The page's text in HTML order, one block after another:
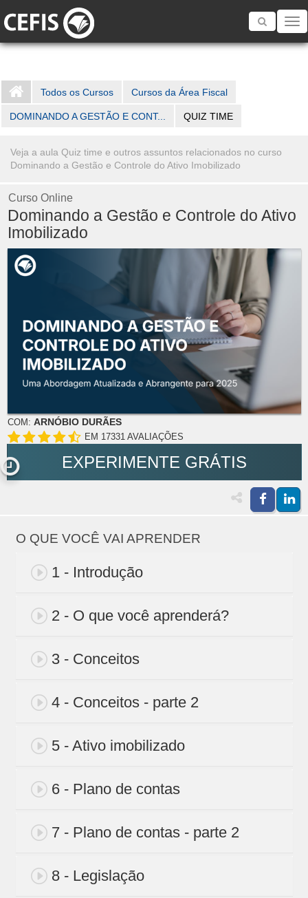
Toggle
Todos os Cursos Cursos da Área Fiscal
DOMINANDO A GESTÃO E CONT... QUIZ TIME
Veja a aula Quiz time e outros assuntos relacionados no curso
Dominando a Gestão e Controle do Ativo Imobilizado
Curso Online
Dominando a Gestão e Controle do Ativo
Imobilizado
COM: ARNÓBIO DURÃES
EM 17331 AVALIAÇÕES
EXPERIMENTE GRÁTIS
O QUE VOCÊ VAI APRENDER
1 - Introdução
2 - O que você aprenderá?
3 - Conceitos
4 - Conceitos - parte 2
5 - Ativo imobilizado
6 - Plano de contas
7 - Plano de contas - parte 2
8 - Legislação